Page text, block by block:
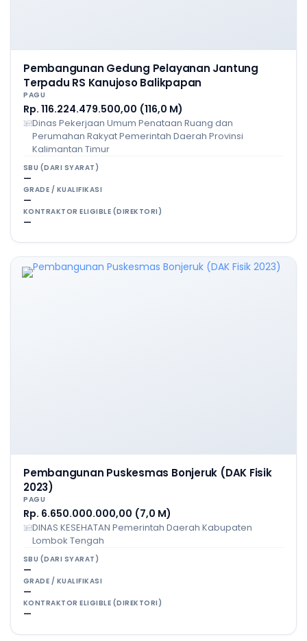
Pembangunan Gedung Pelayanan Jantung
Terpadu RS Kanujoso Balikpapan
PAGU
Rp. 116.224.479.500,00 (116,0 M)
Dinas Pekerjaan Umum Penataan Ruang dan
Perumahan Rakyat Pemerintah Daerah Provinsi
Kalimantan Timur
SBU (DARI SYARAT)
—
GRADE / KUALIFIKASI
—
KONTRAKTOR ELIGIBLE (DIREKTORI)
—
Pembangunan Puskesmas Bonjeruk (DAK Fisik
2023)
PAGU
Rp. 6.650.000.000,00 (7,0 M)
DINAS KESEHATAN Pemerintah Daerah Kabupaten
Lombok Tengah
SBU (DARI SYARAT)
—
GRADE / KUALIFIKASI
—
KONTRAKTOR ELIGIBLE (DIREKTORI)
—